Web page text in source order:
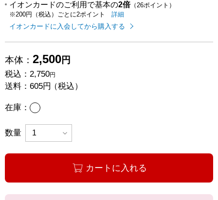
イオンカードのご利用で基本の2倍（26ポイント）
※200円（税込）ごとに2ポイント
イオンカードのご利用でたまるポイ
詳細
イオンカードに入会してから購入する
本体： 2,500円
税込： 2,750円
送料： 605円（税込）
在庫： あり
数量
カートに入れる